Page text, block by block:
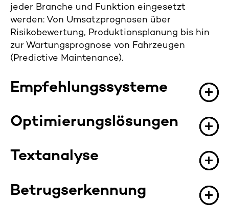
jeder Branche und Funktion eingesetzt
werden: Von Umsatzprognosen über
Risikobewertung, Produktionsplanung bis hin
zur Wartungsprognose von Fahrzeugen
(Predictive Maintenance).
Empfehlungssysteme
Optimierungslösungen
Textanalyse
Betrugserkennung